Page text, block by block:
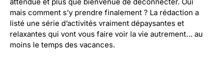
mais comment s’y prendre finalement ? La rédaction a
listé une série d’activités vraiment dépaysantes et
relaxantes qui vont vous faire voir la vie autrement… au
moins le temps des vacances.